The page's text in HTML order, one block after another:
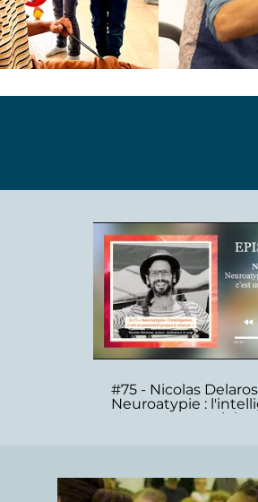
#75 - Nicolas
Neuroatypie :
c'est un potentiel